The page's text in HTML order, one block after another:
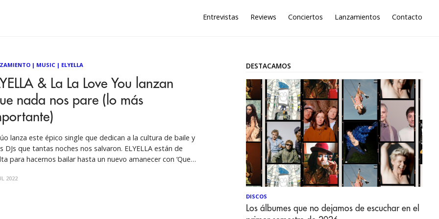
Entrevistas Reviews Conciertos Lanzamientos Contacto
| MUSIC| ELYELLA
& La La Love You lanzan
nada nos pare (lo más
lanza este épico single que dedican a la cultura de baile y
DJs que tantas noches nos salvaron. ELYELLA están de
para hacernos bailar hasta un nuevo amanecer con ‘Que
dedica a
2022
DESTACAMOS
DISCOS
Los álbumes que no dejamos de escuchar en el